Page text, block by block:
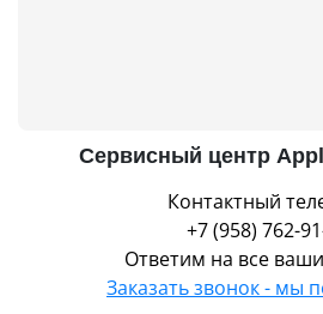
Сервисный центр
Контактный
+7 (958) 762-
Ответим на все
Заказать звонок - мы